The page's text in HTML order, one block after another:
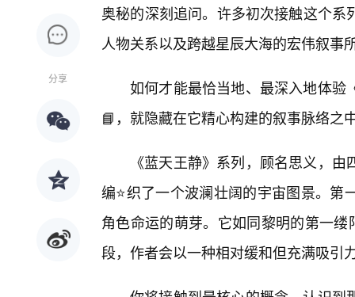
分享
奥秘的深刻追问。许多初次接触这个
人物关系以及跨越星辰大海的宏伟叙事
如何才能最恰当地、最深入地体验
📘，就隐藏在它精心构建的叙事脉络之
《蓝天王静》系列，顾名思义，
编⭐织了一个波澜壮阔的宇宙图景。
角色命运的萌芽。它如同黎明的第一
段，作者会以一种相对缓和但充满吸引